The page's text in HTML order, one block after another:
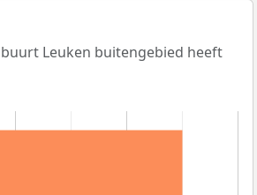
Leuken buitengebied heeft